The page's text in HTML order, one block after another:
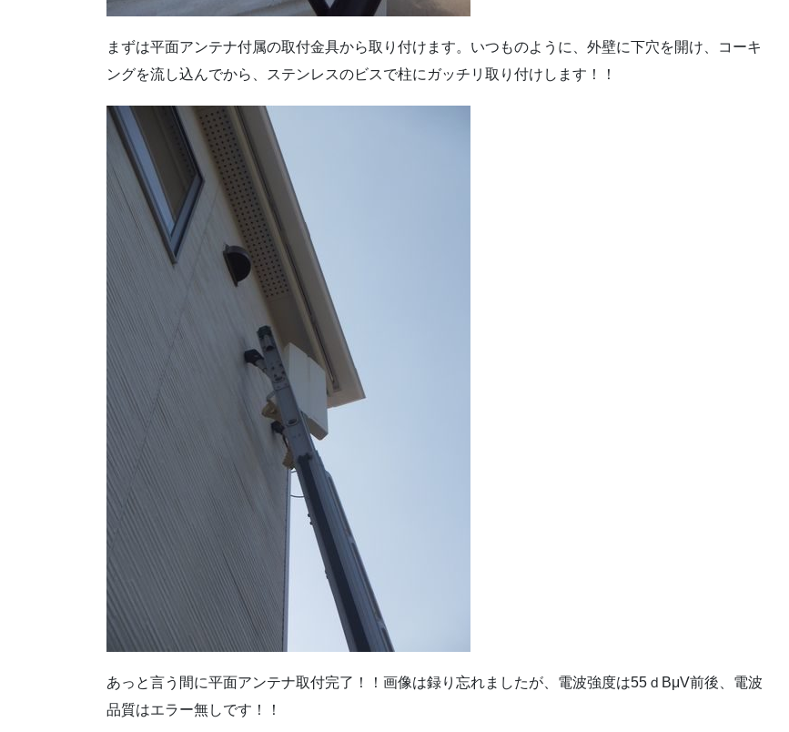
まずは平面アンテナ付属の取付金具から取り付けます。いつものように、外壁に下穴を開け、コーキ
ングを流し込んでから、ステンレスのビスで柱にガッチリ取り付けします！！
あっと言う間に平面アンテナ取付完了！！画像は録り忘れましたが、電波強度は55ｄBμV前後、電波
品質はエラー無しです！！